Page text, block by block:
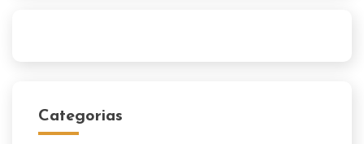
Categorias